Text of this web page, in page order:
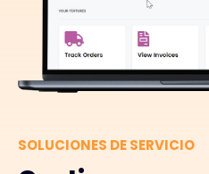
SOLUCIONES DE SERVICIO